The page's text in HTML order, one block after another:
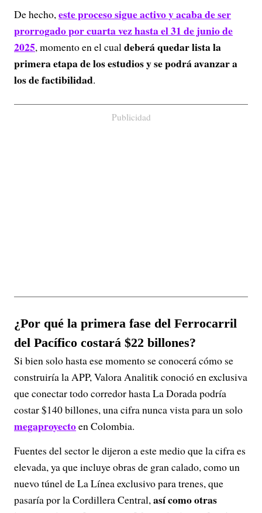
De hecho,este proceso sigue activo y acaba de ser
prorrogado por cuarta vez hasta el 31 de junio de
2025, momento en el cualdeberá quedar lista la
primera etapa de los estudios y se podrá avanzar a
los de factibilidad.
Publicidad
¿Por qué la primera fase del Ferrocarril
del Pacífico costará $22 billones?
Si bien solo hasta ese momento se conocerá cómo se
construiría la APP, Valora Analitik conoció en exclusiva
que conectar todo corredor hasta La Dorada podría
costar $140 billones, una cifra nunca vista para un solo
megaproyectoen Colombia.
Fuentes del sector le dijeron a este medio que la cifra es
elevada, ya que incluye obras de gran calado, como un
nuevo túnel de La Línea exclusivo para trenes, que
pasaría por la Cordillera Central,así como otras